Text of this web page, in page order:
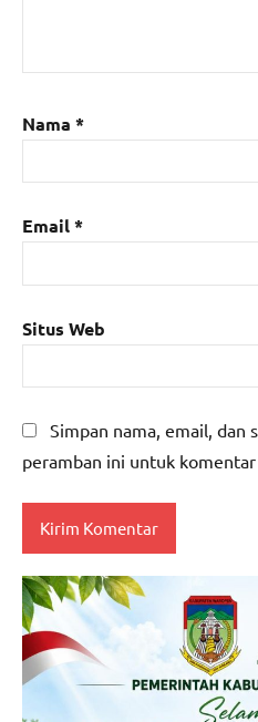
Nama *
Email*
Situs Web
Simpan nama, email, dan
peramban ini untuk